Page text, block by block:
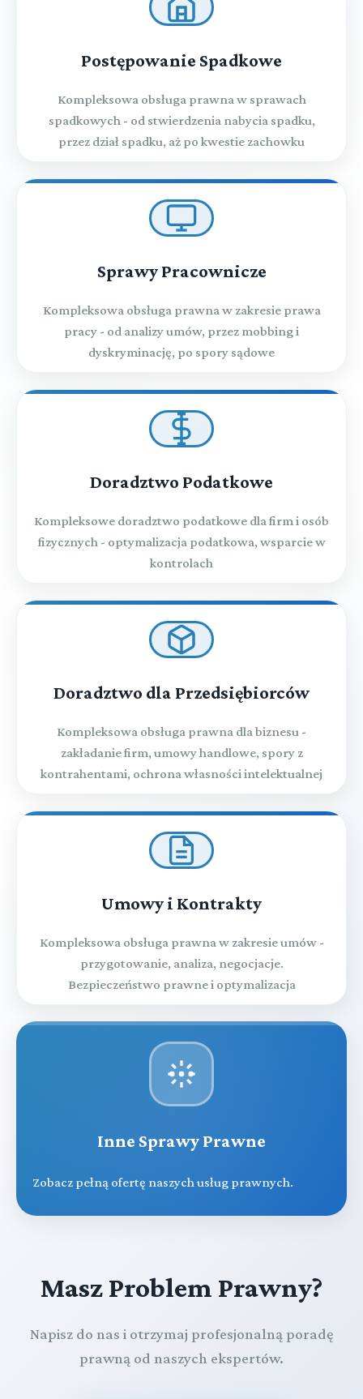
Postępowanie Spadkowe
Kompleksowa obsługa prawna w sprawach
spadkowych - od stwierdzenia nabycia spadku,
przez dział spadku, aż po kwestie zachowku
Sprawy Pracownicze
Kompleksowa obsługa prawna w zakresie prawa
pracy - od analizy umów, przez mobbing i
dyskryminację, po spory sądowe
Doradztwo Podatkowe
Kompleksowe doradztwo podatkowe dla firm i osób
fizycznych - optymalizacja podatkowa, wsparcie w
kontrolach
Doradztwo dla Przedsiębiorców
Kompleksowa obsługa prawna dla biznesu -
zakładanie firm, umowy handlowe, spory z
kontrahentami, ochrona własności intelektualnej
Umowy i Kontrakty
Kompleksowa obsługa prawna w zakresie umów -
przygotowanie, analiza, negocjacje.
Bezpieczeństwo prawne i optymalizacja
Inne Sprawy Prawne
Zobacz pełną ofertę naszych usług prawnych.
Masz Problem Prawny?
Napisz do nas i otrzymaj profesjonalną poradę
prawną od naszych ekspertów.